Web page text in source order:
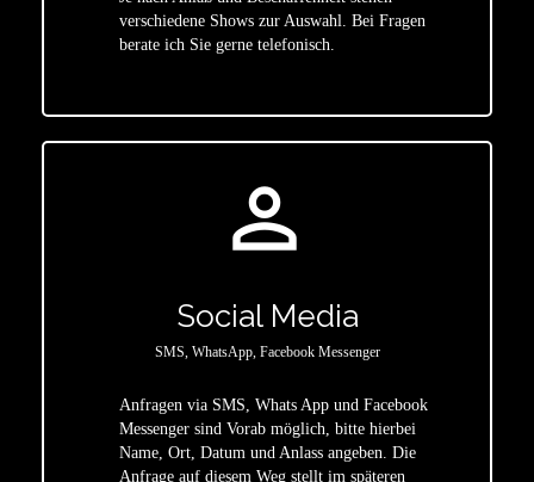
verschiedene Shows zur Auswahl. Bei Fragen
berate ich Sie gerne telefonisch.
person_outline
Social Media
SMS, WhatsApp, Facebook Messenger
Anfragen via SMS, Whats App und Facebook
Messenger sind Vorab möglich, bitte hierbei
Name, Ort, Datum und Anlass angeben. Die
Anfrage auf diesem Weg stellt im späteren